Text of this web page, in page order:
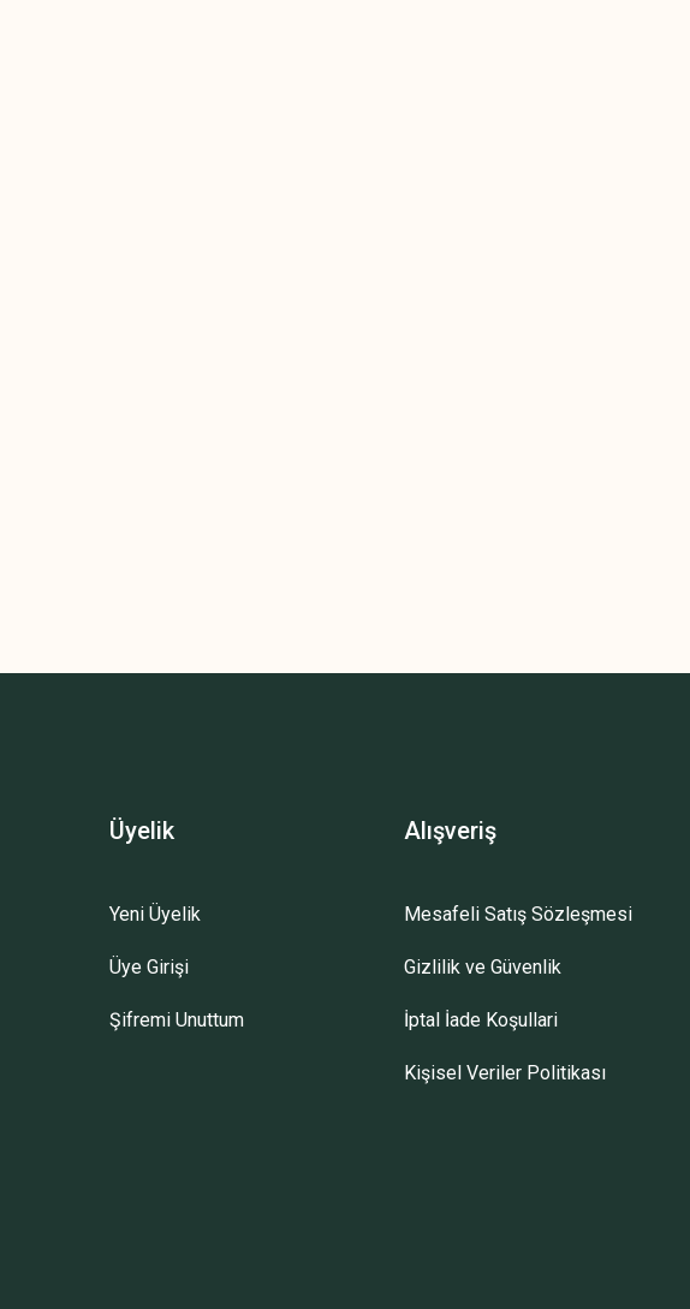
Üyelik
Yeni Üyelik
Üye Girişi
Şifremi Unuttum
Alışveriş
Mesafeli Satış Sözleşmesi
Gizlilik ve Güvenlik
İptal İade Koşullari
Kişisel Veriler Politikası